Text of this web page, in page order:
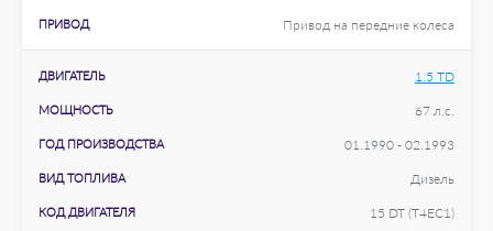
ПРИВОД Привод на передние колеса
ДВИГАТЕЛЬ 1.5 TD
МОЩНОСТЬ 67 л.с.
ГОД ПРОИЗВОДСТВА 01.1990 - 02.1993
ВИД ТОПЛИВА Дизель
КОД ДВИГАТЕЛЯ 15 DT (T4EC1)